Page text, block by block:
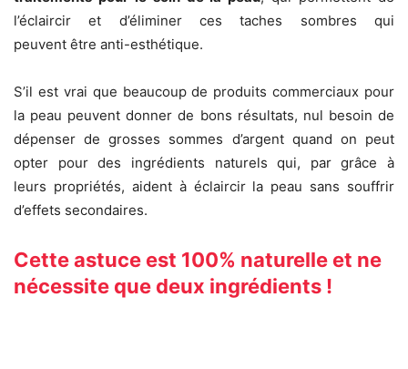
l’éclaircir et d’éliminer ces taches sombres qui
peuvent être anti-esthétique.
S’il est vrai que beaucoup de produits commerciaux pour
la peau peuvent donner de bons résultats, nul besoin de
dépenser de grosses sommes d’argent quand on peut
opter pour des ingrédients naturels qui, par grâce à
leurs propriétés, aident à éclaircir la peau sans souffrir
d’effets secondaires.
Cette astuce est 100% naturelle et ne
nécessite que deux ingrédients !